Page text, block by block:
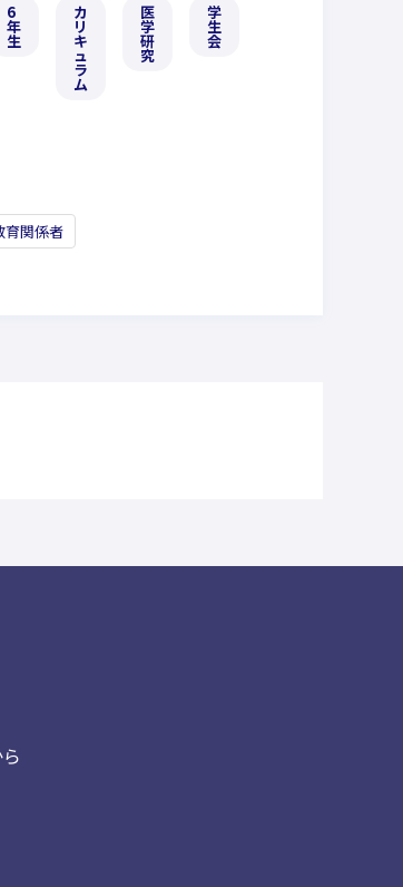
6
年
生
カ
リ
キ
ュ
ラ
ム
医
学
研
究
学
生
会
育関係者